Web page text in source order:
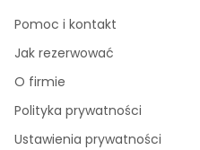
Pomoc i kontakt
Jak rezerwować
O firmie
Polityka prywatności
Ustawienia prywatności